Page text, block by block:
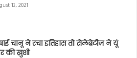
13, 2021
चानू ने रचा इतिहास तो सेलेब्रेटीज़ ने यूं
की ख़ुशी